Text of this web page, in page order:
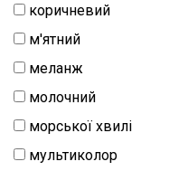
коричневий
м'ятний
меланж
молочний
морської хвилі
мультиколор